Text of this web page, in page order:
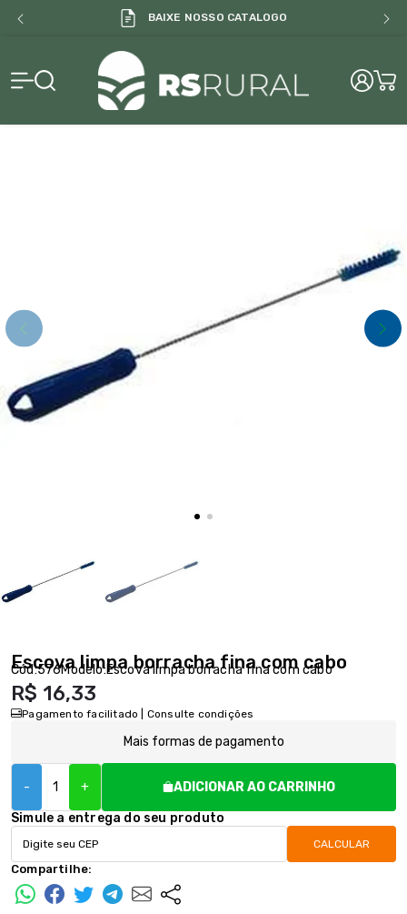
BAIXE NOSSO CATALOGO
RS Rural
Escova limpa borracha fina com cabo
Cód:576Modelo:Escova limpa borracha fina com cabo
R$ 16,33
Pagamento facilitado | Consulte condições
Mais formas de pagamento
- +
ADICIONAR AO CARRINHO
Simule a entrega do seu produto
CALCULAR
Compartilhe: